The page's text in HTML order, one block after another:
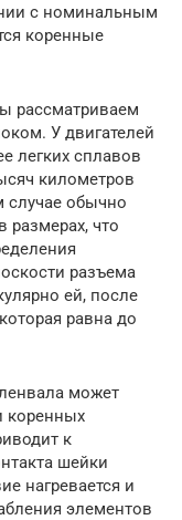
с номинальным
коренные
рассматриваем
У двигателей
легких сплавов
километров
случае обычно
размерах, что
разъема
ей, после
равна до
может
коренных
к
шейки
нагревается и
элементов